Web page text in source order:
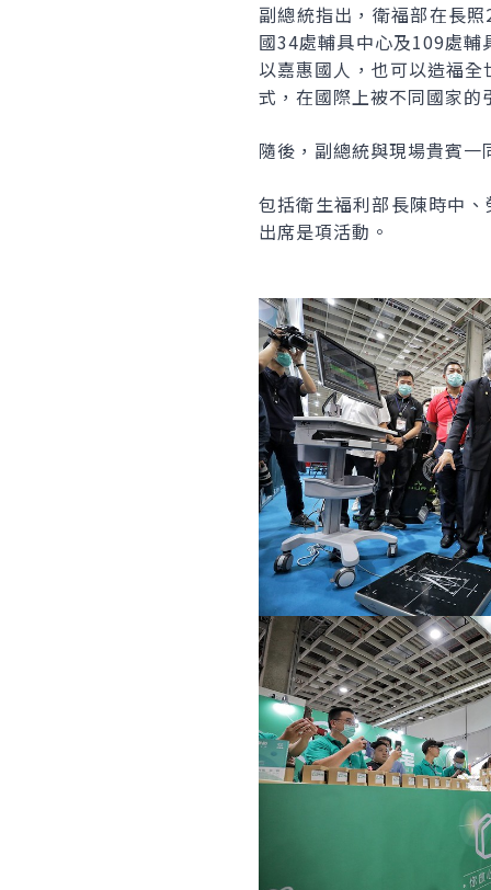
副總統指出，衛福部在長
國34處輔具中心及109處輔
以嘉惠國人，也可以造福
式，在國際上被不同國家的
隨後，副總統與現場貴賓
包括衛生福利部長陳時中
出席是項活動。